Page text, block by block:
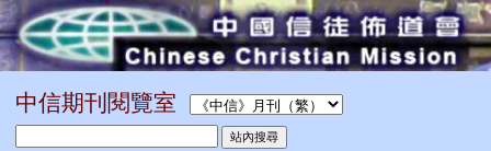
中信期刊閱覽室